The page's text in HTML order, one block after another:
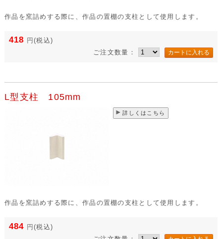
作品を窯詰めする際に、作品の置棚の支柱として使用します。
418 円 (税込)
ご注文数量：
L型支柱 105mm
詳しくはこちら
作品を窯詰めする際に、作品の置棚の支柱として使用します。
484 円(税込)